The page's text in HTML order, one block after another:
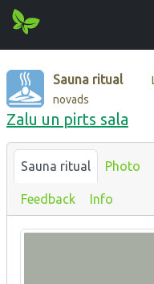
Sauna ritual
novads
Zalu un pirts sala
Sauna ritual Photo
Feedback Info